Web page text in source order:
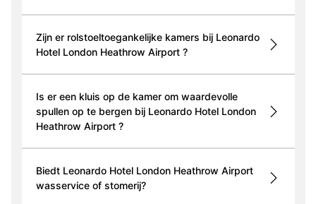
Zijn er rolstoeltoegankelijke kamers bij Leonardo
Hotel London Heathrow Airport ?
Is er een kluis op de kamer om waardevolle
spullen op te bergen bij Leonardo Hotel London
Heathrow Airport ?
Biedt Leonardo Hotel London Heathrow Airport
wasservice of stomerij?